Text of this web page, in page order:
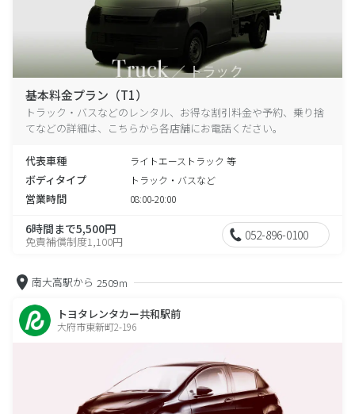
基本料金プラン（T1）
トラック・バスなどのレンタル、お得な割引料金や予約、乗り捨
てなどの詳細は、こちらから各店舗にお電話ください。
代表車種 ライトエーストラック 等
ボディタイプ トラック・バスなど
営業時間 08:00-20:00
6時間まで5,500円
免責補償制度1,100円 052-896-0100
南大高駅から 2509m
トヨタレンタカー共和駅前
大府市東新町2-196